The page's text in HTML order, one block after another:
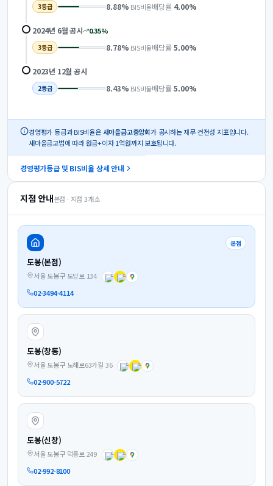
3등급 8.88% BIS비율배당률 4.00%
2024년 6월공시 0.35%
3등급 8.78% BIS비율배당률 5.00%
2023년 12월 공시
2등급 8.43% BIS비율배당률 5.00%
경영평가 등급과 BIS비율은 새마을금고중앙회가 공시하는 재무 건전성 지표입니다.
새마을금고법에 따라 원금+이자 1억원까지 보호됩니다.
경영평가등급 및 BIS비율 상세 안내
지점 안내본점 · 지점 3개소
본점
도봉(본점)
서울 도봉구 도당로 134
02-3494-4114
도봉(창동)
서울 도봉구 노해로63가길 36
02-900-5722
도봉(신창)
서울 도봉구 덕릉로 249
02-992-8100